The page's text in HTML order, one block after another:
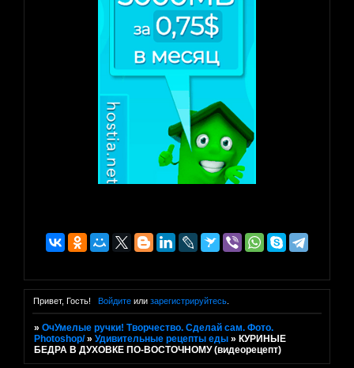
Привет, Гость! Войдитеили зарегистрируйтесь.
»ОчУмелые ручки! Творчество. Сделай сам. Фото.
Photoshop/ »Удивительные рецепты еды » КУРИНЫЕ
БЕДРА В ДУХОВКЕ ПО-ВОСТОЧНОМУ (видеорецепт)